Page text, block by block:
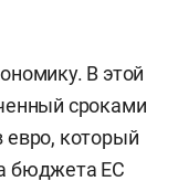
В этой
сроками
евро, который
бюджета ЕС